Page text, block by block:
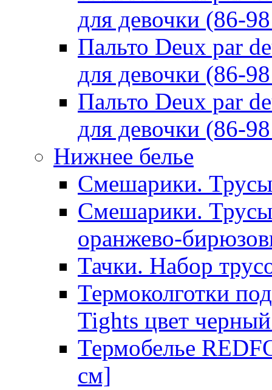
для девочки (86-
Пальто Deux par
для девочки (86-
Пальто Deux par
для девочки (86-
Нижнее белье
Смешарики.
Смешарики.
оранжево-
Тачки. Набор
Термоколготки
Tights цвет
Термобелье
см]